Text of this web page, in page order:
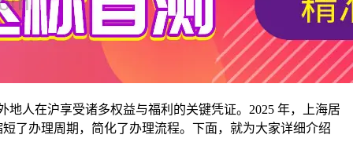
地人在沪享受诸多权益与福利的关键凭证。2025 年，上海居
了办理周期，简化了办理流程。下面，就为大家详细介绍